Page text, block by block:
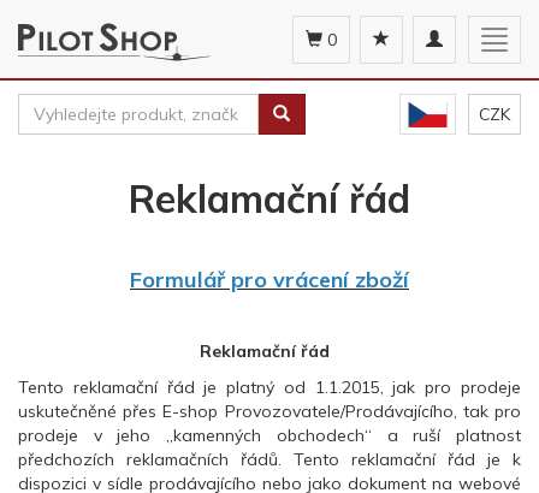
Toggle
navigation
0
CZK
Reklamační řád
Formulář pro vrácení zboží
Reklamační řád
Tento reklamační řád je platný od 1.1.2015, jak pro prodeje
uskutečněné přes E-shop Provozovatele/Prodávajícího, tak pro
prodeje v jeho „kamenných obchodech“ a ruší platnost
předchozích reklamačních řádů. Tento reklamační řád je k
dispozici v sídle prodávajícího nebo jako dokument na webové